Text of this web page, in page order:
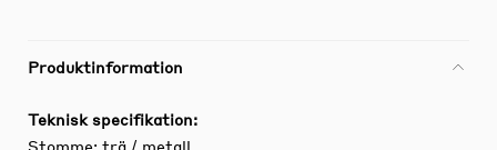
Produktinformation
Teknisk specifikation:
Stomme: trä / metall